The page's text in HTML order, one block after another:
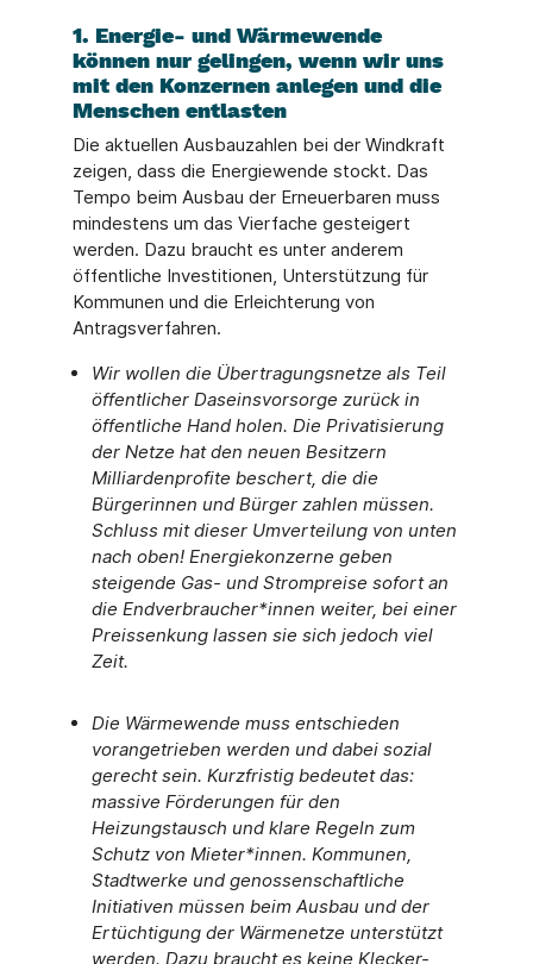
1. Energie- und Wärmewende
können nur gelingen, wenn wir uns
mit den Konzernen anlegen und die
Menschen entlasten
Die aktuellen Ausbauzahlen bei der Windkraft
zeigen, dass die Energiewende stockt. Das
Tempo beim Ausbau der Erneuerbaren muss
mindestens um das Vierfache gesteigert
werden. Dazu braucht es unter anderem
öffentliche Investitionen, Unterstützung für
Kommunen und die Erleichterung von
Antragsverfahren.
Wir wollen die Übertragungsnetze als Teil
öffentlicher Daseinsvorsorge zurück in
öffentliche Hand holen. Die Privatisierung
der Netze hat den neuen Besitzern
Milliardenprofite beschert, die die
Bürgerinnen und Bürger zahlen müssen.
Schluss mit dieser Umverteilung von unten
nach oben! Energiekonzerne geben
steigende Gas- und Strompreise sofort an
die Endverbraucher*innen weiter, bei einer
Preissenkung lassen sie sich jedoch viel
Zeit.
Die Wärmewende muss entschieden
vorangetrieben werden und dabei sozial
gerecht sein. Kurzfristig bedeutet das:
massive Förderungen für den
Heizungstausch und klare Regeln zum
Schutz von Mieter*innen. Kommunen,
Stadtwerke und genossenschaftliche
Initiativen müssen beim Ausbau und der
Ertüchtigung der Wärmenetze unterstützt
werden. Dazu braucht es keine Klecker-